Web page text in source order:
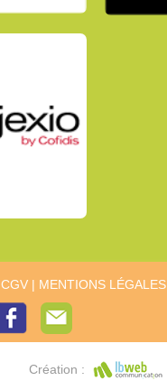
CGV | MENTIONS LÉGALES
Création :